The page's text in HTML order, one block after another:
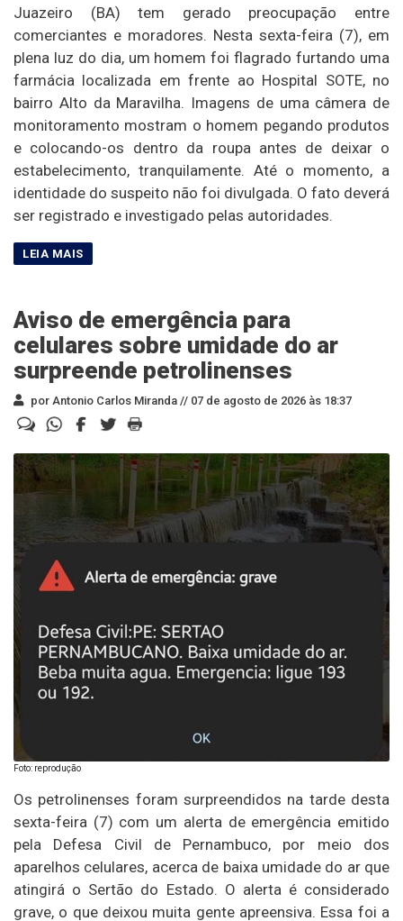
Juazeiro (BA) tem gerado preocupação entre
comerciantes e moradores. Nesta sexta-feira (7), em
plena luz do dia, um homem foi flagrado furtando uma
farmácia localizada em frente ao Hospital SOTE, no
bairro Alto da Maravilha. Imagens de uma câmera de
monitoramento mostram o homem pegando produtos
e colocando-os dentro da roupa antes de deixar o
estabelecimento, tranquilamente. Até o momento, a
identidade do suspeito não foi divulgada. O fato deverá
ser registrado e investigado pelas autoridades.
Aviso de emergência para
celulares sobre umidade do ar
surpreende petrolinenses
por Antonio Carlos Miranda // 07 de agosto de 2026 às 18:37
Foto: reprodução
Os petrolinenses foram surpreendidos na tarde desta
sexta-feira (7) com um alerta de emergência emitido
pela Defesa Civil de Pernambuco, por meio dos
aparelhos celulares, acerca de baixa umidade do ar que
atingirá o Sertão do Estado. O alerta é considerado
grave, o que deixou muita gente apreensiva. Essa foi a